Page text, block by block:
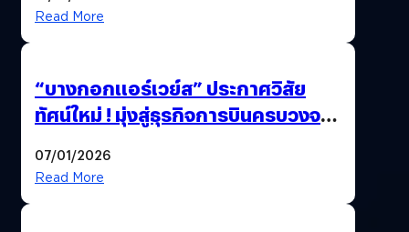
ได้ 53,000 ล้านบาท
Read More
“บางกอกแอร์เวย์ส” ประกาศวิสัย
ทัศน์ใหม่ ! มุ่งสู่ธุรกิจการบินครบวงจร
สังคม
07/01/2026
Read More